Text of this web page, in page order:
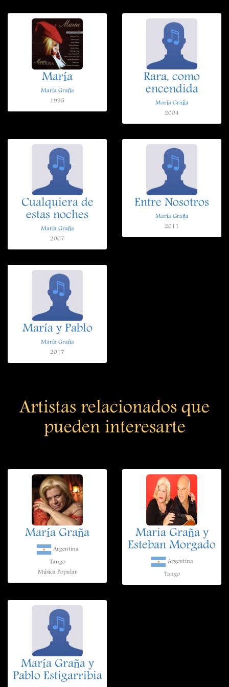
María
María Graña
1995
Rara, como
encendida
María Graña
2004
Cualquiera de
estas noches
María Graña
2007
Entre Nosotros
María Graña
2011
María y Pablo
María Graña
2017
Artistas relacionados que
pueden interesarte
María Graña
Argentina
Tango
Música Popular
Maria Graña y
Esteban Morgado
Argentina
Tango
María Graña y
Pablo Estigarribia